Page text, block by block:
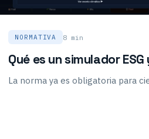
sirve para nada
de la sala que llegó a 555
NORMATIVA 8 min
Qué es un simulador
La norma ya es obligatoria para